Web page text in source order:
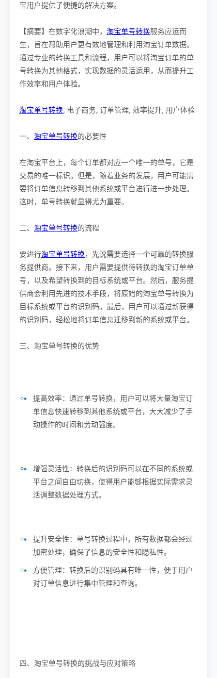
宝用户提供了便捷的解决方案。
【摘要】在数字化浪潮中， 淘宝单号转换服务应运而
生，旨在帮助用户更有效地管理和利用淘宝订单数据。
通过专业的转换工具和流程，用户可以将淘宝订单的单
号转换为其他格式，实现数据的灵活运用，从而提升工
作效率和用户体验。
淘宝单号转换, 电子商务, 订单管理, 效率提升, 用户体验
一、 淘宝单号转换的必要性
在淘宝平台上，每个订单都对应一个唯一的单号，它是
交易的唯一标识。但是，随着业务的发展，用户可能需
要将订单信息转移到其他系统或平台进行进一步处理。
这时，单号转换就显得尤为重要。
二、 淘宝单号转换的流程
要进行淘宝单号转换，先说需要选择一个可靠的转换服
务提供商。接下来，用户需要提供待转换的淘宝订单单
号，以及希望转换到的目标系统或平台。然后，服务提
供商会利用先进的技术手段，将原始的淘宝单号转换为
目标系统或平台的识别码。最后，用户可以通过新获得
的识别码，轻松地将订单信息迁移到新的系统或平台。
三、淘宝单号转换的优势
提高效率：通过单号转换，用户可以将大量淘宝订
单信息快速转移到其他系统或平台，大大减少了手
动操作的时间和劳动强度。
增强灵活性：转换后的识别码可以在不同的系统或
平台之间自由切换，使得用户能够根据实际需求灵
活调整数据处理方式。
提升安全性：单号转换过程中，所有数据都会经过
加密处理，确保了信息的安全性和隐私性。
方便管理：转换后的识别码具有唯一性，便于用户
对订单信息进行集中管理和查询。
四、淘宝单号转换的挑战与应对策略